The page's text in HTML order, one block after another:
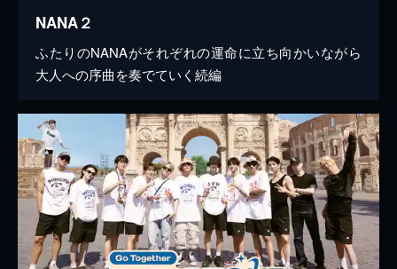
NANA２
ふたりのNANAがそれぞれの運命に立ち向かいながら
大人への序曲を奏でていく続編